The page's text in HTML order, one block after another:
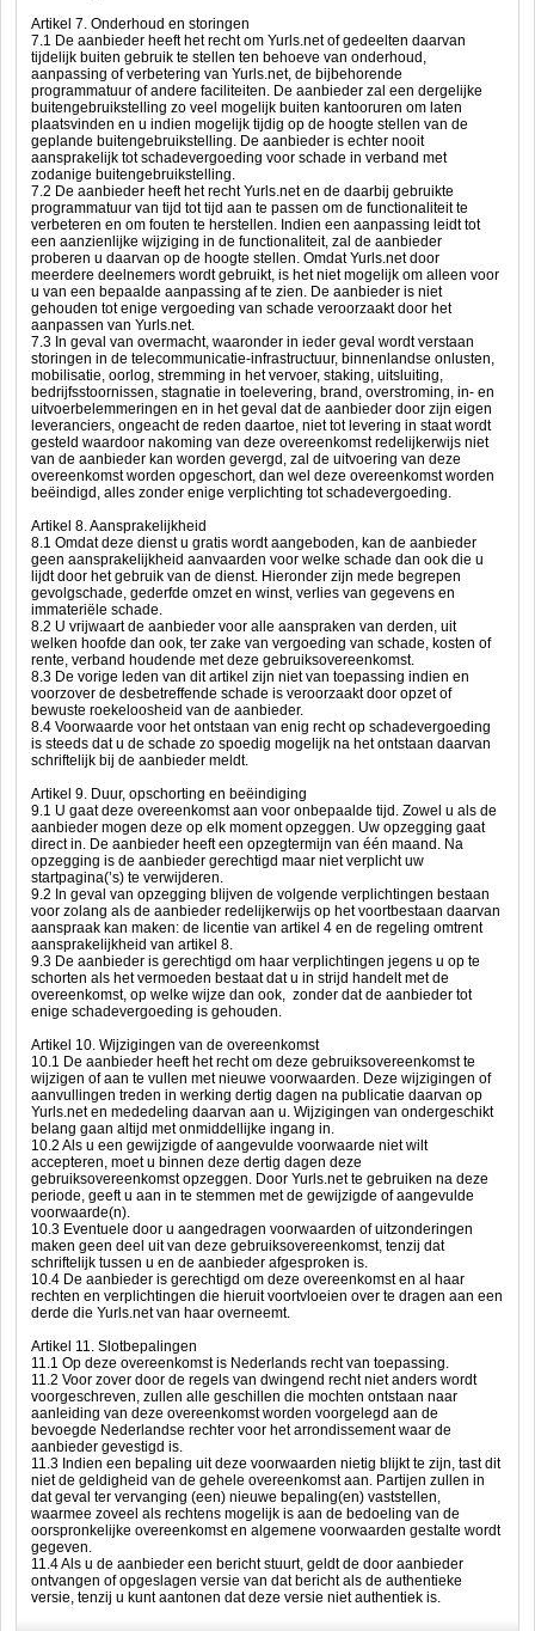
Artikel 7. Onderhoud en storingen
7.1 De aanbieder heeft het recht om Yurls.net of gedeelten daarvan
tijdelijk buiten gebruik te stellen ten behoeve van onderhoud,
aanpassing of verbetering van Yurls.net, de bijbehorende
programmatuur of andere faciliteiten. De aanbieder zal een dergelijke
buitengebruikstelling zo veel mogelijk buiten kantooruren om laten
plaatsvinden en u indien mogelijk tijdig op de hoogte stellen van de
geplande buitengebruikstelling. De aanbieder is echter nooit
aansprakelijk tot schadevergoeding voor schade in verband met
zodanige buitengebruikstelling.
7.2 De aanbieder heeft het recht Yurls.net en de daarbij gebruikte
programmatuur van tijd tot tijd aan te passen om de functionaliteit te
verbeteren en om fouten te herstellen. Indien een aanpassing leidt tot
een aanzienlijke wijziging in de functionaliteit, zal de aanbieder
proberen u daarvan op de hoogte stellen. Omdat Yurls.net door
meerdere deelnemers wordt gebruikt, is het niet mogelijk om alleen voor
u van een bepaalde aanpassing af te zien. De aanbieder is niet
gehouden tot enige vergoeding van schade veroorzaakt door het
aanpassen van Yurls.net.
7.3 In geval van overmacht, waaronder in ieder geval wordt verstaan
storingen in de telecommunicatie-infrastructuur, binnenlandse onlusten,
mobilisatie, oorlog, stremming in het vervoer, staking, uitsluiting,
bedrijfsstoornissen, stagnatie in toelevering, brand, overstroming, in- en
uitvoerbelemmeringen en in het geval dat de aanbieder door zijn eigen
leveranciers, ongeacht de reden daartoe, niet tot levering in staat wordt
gesteld waardoor nakoming van deze overeenkomst redelijkerwijs niet
van de aanbieder kan worden gevergd, zal de uitvoering van deze
overeenkomst worden opgeschort, dan wel deze overeenkomst worden
beëindigd, alles zonder enige verplichting tot schadevergoeding.
Artikel 8. Aansprakelijkheid
8.1 Omdat deze dienst u gratis wordt aangeboden, kan de aanbieder
geen aansprakelijkheid aanvaarden voor welke schade dan ook die u
lijdt door het gebruik van de dienst. Hieronder zijn mede begrepen
gevolgschade, gederfde omzet en winst, verlies van gegevens en
immateriële schade.
8.2 U vrijwaart de aanbieder voor alle aanspraken van derden, uit
welken hoofde dan ook, ter zake van vergoeding van schade, kosten of
rente, verband houdende met deze gebruiksovereenkomst.
8.3 De vorige leden van dit artikel zijn niet van toepassing indien en
voorzover de desbetreffende schade is veroorzaakt door opzet of
bewuste roekeloosheid van de aanbieder.
8.4 Voorwaarde voor het ontstaan van enig recht op schadevergoeding
is steeds dat u de schade zo spoedig mogelijk na het ontstaan daarvan
schriftelijk bij de aanbieder meldt.
Artikel 9. Duur, opschorting en beëindiging
9.1 U gaat deze overeenkomst aan voor onbepaalde tijd. Zowel u als de
aanbieder mogen deze op elk moment opzeggen. Uw opzegging gaat
direct in. De aanbieder heeft een opzegtermijn van één maand. Na
opzegging is de aanbieder gerechtigd maar niet verplicht uw
startpagina(’s) te verwijderen.
9.2 In geval van opzegging blijven de volgende verplichtingen bestaan
voor zolang als de aanbieder redelijkerwijs op het voortbestaan daarvan
aanspraak kan maken: de licentie van artikel 4 en de regeling omtrent
aansprakelijkheid van artikel 8.
9.3 De aanbieder is gerechtigd om haar verplichtingen jegens u op te
schorten als het vermoeden bestaat dat u in strijd handelt met de
overeenkomst, op welke wijze dan ook, zonder dat de aanbieder tot
enige schadevergoeding is gehouden.
Artikel 10. Wijzigingen van de overeenkomst
10.1 De aanbieder heeft het recht om deze gebruiksovereenkomst te
wijzigen of aan te vullen met nieuwe voorwaarden. Deze wijzigingen of
aanvullingen treden in werking dertig dagen na publicatie daarvan op
Yurls.net en mededeling daarvan aan u. Wijzigingen van ondergeschikt
belang gaan altijd met onmiddellijke ingang in.
10.2 Als u een gewijzigde of aangevulde voorwaarde niet wilt
accepteren, moet u binnen deze dertig dagen deze
gebruiksovereenkomst opzeggen. Door Yurls.net te gebruiken na deze
periode, geeft u aan in te stemmen met de gewijzigde of aangevulde
voorwaarde(n).
10.3 Eventuele door u aangedragen voorwaarden of uitzonderingen
maken geen deel uit van deze gebruiksovereenkomst, tenzij dat
schriftelijk tussen u en de aanbieder afgesproken is.
10.4 De aanbieder is gerechtigd om deze overeenkomst en al haar
rechten en verplichtingen die hieruit voortvloeien over te dragen aan een
derde die Yurls.net van haar overneemt.
Artikel 11. Slotbepalingen
11.1 Op deze overeenkomst is Nederlands recht van toepassing.
11.2 Voor zover door de regels van dwingend recht niet anders wordt
voorgeschreven, zullen alle geschillen die mochten ontstaan naar
aanleiding van deze overeenkomst worden voorgelegd aan de
bevoegde Nederlandse rechter voor het arrondissement waar de
aanbieder gevestigd is.
11.3 Indien een bepaling uit deze voorwaarden nietig blijkt te zijn, tast dit
niet de geldigheid van de gehele overeenkomst aan. Partijen zullen in
dat geval ter vervanging (een) nieuwe bepaling(en) vaststellen,
waarmee zoveel als rechtens mogelijk is aan de bedoeling van de
oorspronkelijke overeenkomst en algemene voorwaarden gestalte wordt
gegeven.
11.4 Als u de aanbieder een bericht stuurt, geldt de door aanbieder
ontvangen of opgeslagen versie van dat bericht als de authentieke
versie, tenzij u kunt aantonen dat deze versie niet authentiek is.